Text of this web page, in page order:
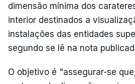
dimensão mínima dos
interior destinados a
instalações das entidades
segundo se lê na nota
O objetivo é "assegurar-se